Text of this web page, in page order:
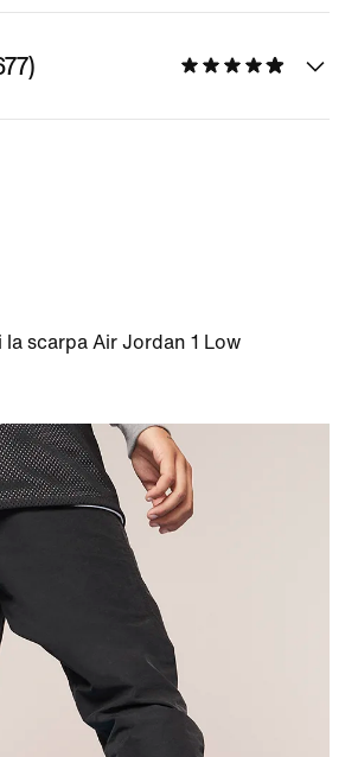
la scarpa Air Jordan 1 Low